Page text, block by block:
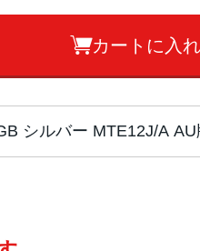
カートに入
シルバー MTE12J/A